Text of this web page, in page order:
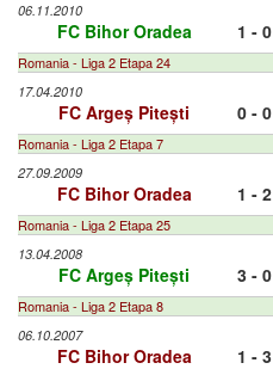
06.11.2010
FC Bihor Oradea 1 - 0
Romania - Liga 2 Etapa 24
17.04.2010
FC Argeș Pitești 0 - 0
Romania - Liga 2 Etapa 7
27.09.2009
FC Bihor Oradea 1 - 2
Romania - Liga 2 Etapa 25
13.04.2008
FC Argeș Pitești 3 - 0
Romania - Liga 2 Etapa 8
06.10.2007
FC Bihor Oradea 1 - 3